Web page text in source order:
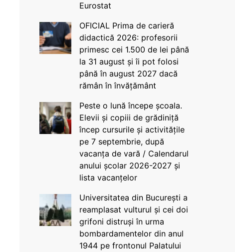
Eurostat
OFICIAL Prima de carieră
didactică 2026: profesorii
primesc cei 1.500 de lei până
la 31 august și îi pot folosi
până în august 2027 dacă
rămân în învățământ
Peste o lună începe școala.
Elevii și copiii de grădiniță
încep cursurile și activitățile
pe 7 septembrie, după
vacanța de vară / Calendarul
anului școlar 2026-2027 și
lista vacanțelor
Universitatea din București a
reamplasat vulturul și cei doi
grifoni distruși în urma
bombardamentelor din anul
1944 pe frontonul Palatului